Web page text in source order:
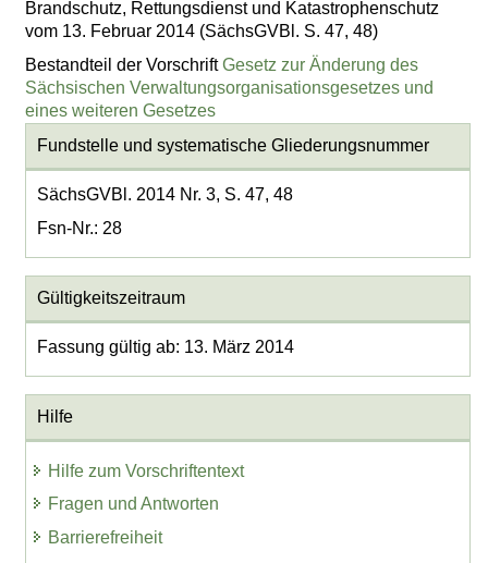
Brandschutz, Rettungsdienst und Katastrophenschutz
vom 13. Februar 2014 (SächsGVBl. S. 47, 48)
Bestandteil der VorschriftGesetz zur Änderung des
Sächsischen Verwaltungsorganisationsgesetzes und
eines weiteren Gesetzes
Fundstelle und systematische Gliederungsnummer
SächsGVBl. 2014 Nr. 3, S. 47, 48
Fsn-Nr.: 28
Gültigkeitszeitraum
Fassung gültig ab: 13. März 2014
Hilfe
Hilfe zum Vorschriftentext
Fragen und Antworten
Barrierefreiheit